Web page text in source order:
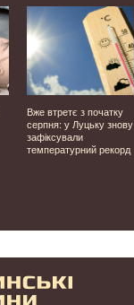
Вже втретє з початку
серпня: у Луцьку знову
зафіксували
температурний рекорд